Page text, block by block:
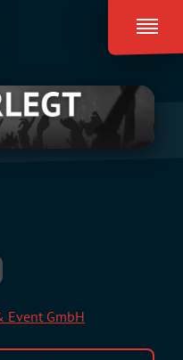
Event GmbH